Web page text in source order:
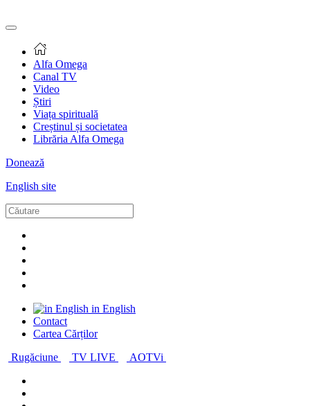
Alfa Omega
Canal TV
Video
Știri
Viața spirituală
Creștinul și societatea
Librăria Alfa Omega
Donează
English site
in English
Contact
Cartea Cărților
Rugăciune
TV LIVE AOTVi